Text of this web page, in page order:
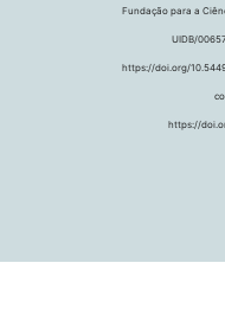
Fundação para a
UIDB/
https://doi.org/
https://